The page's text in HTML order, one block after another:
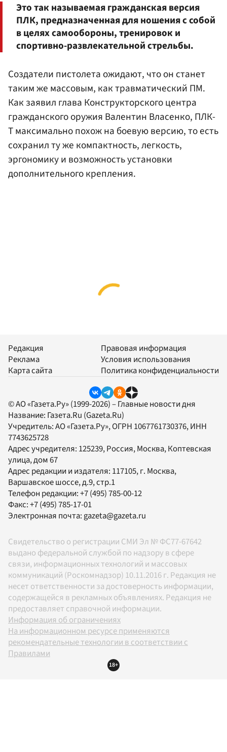
Это так называемая гражданская версия
ПЛК, предназначенная для ношения с собой
в целях самообороны, тренировок и
спортивно-развлекательной стрельбы.
Создатели пистолета ожидают, что он станет
таким же массовым, как травматический ПМ.
Как заявил глава Конструкторского центра
гражданского оружия Валентин Власенко, ПЛК-
Т максимально похож на боевую версию, то есть
сохранил ту же компактность, легкость,
эргономику и возможность установки
дополнительного крепления.
Редакция
Реклама
Карта сайта
Правовая информация
Условия использования
Политика конфиденциальности
© АО «Газета.Ру» (1999-2026) – Главные новости дня
Название: Газета.Ru (Gazeta.Ru)
Учредитель:АО «Газета.Ру», ОГРН 1067761730376, ИНН
7743625728
Адрес учредителя: 125239, Россия, Москва, Коптевская
улица, дом 67
Адрес редакции и издателя: 117105, г. Москва,
Варшавское шоссе, д.9, стр.1
Телефон редакции:+7 (495) 785-00-12
Факс:+7 (495) 785-17-01
Электронная почта:gazeta@gazeta.ru
Свидетельство о регистрации СМИ Эл № ФС77-67642
выдано федеральной службой по надзору в сфере
связи, информационных технологий и массовых
коммуникаций (Роскомнадзор) 10.11.2016 г. Редакция не
несет ответственности за достоверность информации,
содержащейся в рекламных объявлениях. Редакция не
предоставляет справочной информации.
Информация об ограничениях
На информационном ресурсе применяются
рекомендательные технологии в соответствии с
Правилами
18+